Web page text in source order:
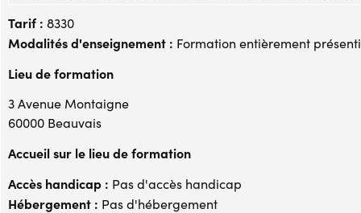
Tarif : 8330
Modalités d'enseignement : Formation entièrement
Lieu de formation
3 Avenue Montaigne
60000 Beauvais
Accueil sur le lieu de formation
Accès handicap : Pas d'accès handicap
Hébergement : Pas d'hébergement